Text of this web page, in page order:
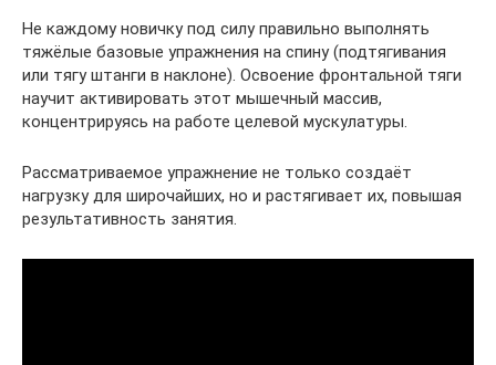
Не каждому новичку под силу правильно выполнять
тяжёлые базовые упражнения на спину (подтягивания
или тягу штанги в наклоне). Освоение фронтальной тяги
научит активировать этот мышечный массив,
концентрируясь на работе целевой мускулатуры.
Рассматриваемое упражнение не только создаёт
нагрузку для широчайших, но и растягивает их, повышая
результативность занятия.